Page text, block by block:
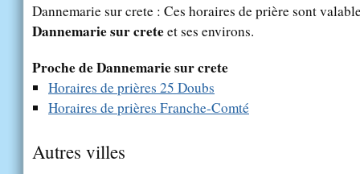
Dannemarie sur crete : Ces horaires de prière sont
Dannemarie sur creteet ses environs.
Proche de Dannemarie sur crete
Horaires de prières 25 Doubs
Horaires de prières Franche-Comté
Autres villes